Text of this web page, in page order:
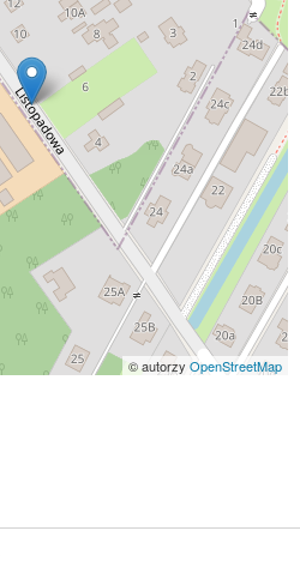
© autorzy OpenStreetMap